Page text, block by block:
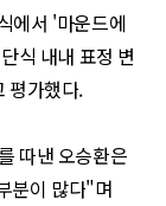
에서 '마운드에
식 내내 표정 변
평가했다.
따낸 오승환은
분이 많다"며